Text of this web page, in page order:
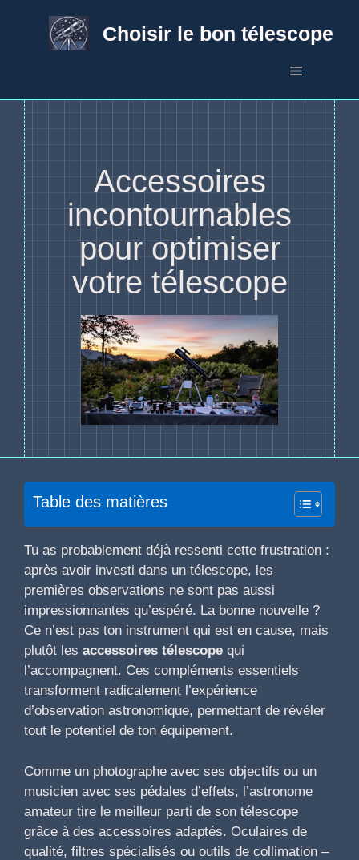
Choisir le bon télescope
Menu
Accessoires
incontournables
pour optimiser
votre télescope
Table des matières
Tu as probablement déjà ressenti cette frustration :
après avoir investi dans un télescope, les
premières observations ne sont pas aussi
impressionnantes qu’espéré. La bonne nouvelle ?
Ce n’est pas ton instrument qui est en cause, mais
plutôt les accessoires télescope qui
l’accompagnent. Ces compléments essentiels
transforment radicalement l’expérience
d’observation astronomique, permettant de révéler
tout le potentiel de ton équipement.
Comme un photographe avec ses objectifs ou un
musicien avec ses pédales d’effets, l’astronome
amateur tire le meilleur parti de son télescope
grâce à des accessoires adaptés. Oculaires de
qualité, filtres spécialisés ou outils de collimation –